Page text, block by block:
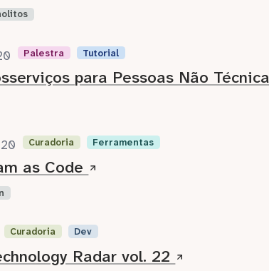
Palestra Tutorial
para Pessoas Não
Curadoria Ferramentas
as Code
Curadoria Dev
Radar vol. 22